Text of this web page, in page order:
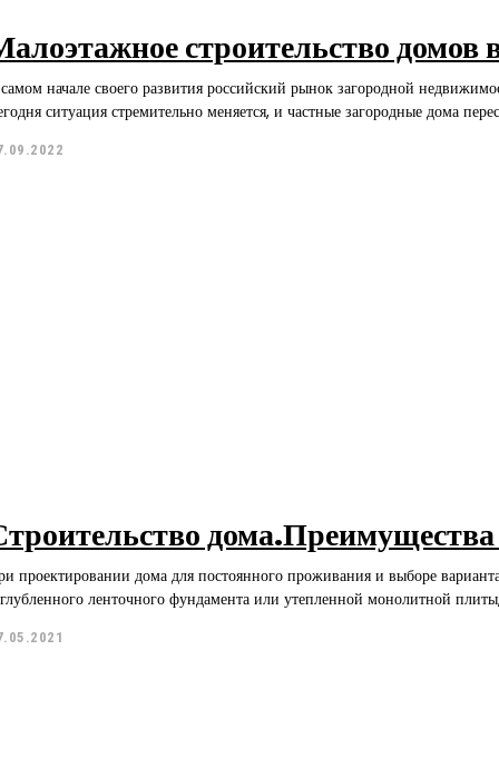
строительство домов
начале своего развития российский рынок загородной
ситуация стремительно меняется, и частные загородные дома
проектировании дома для постоянного проживания и выборе
ленточного фундамента или утепленной монолитной